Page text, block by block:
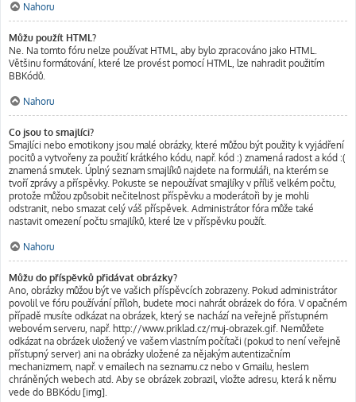
Nahoru
Můžu použít HTML?
Ne. Na tomto fóru nelze používat HTML, aby bylo zpracováno jako HTML.
Většinu formátování, které lze provést pomocí HTML, lze nahradit použitím
BBKódů.
Nahoru
Co jsou to smajlíci?
Smajlíci nebo emotikony jsou malé obrázky, které můžou být použity k vyjádření
pocitů a vytvořeny za použití krátkého kódu, např. kód :) znamená radost a kód :(
znamená smutek. Úplný seznam smajlíků najdete na formuláři, na kterém se
tvoří zprávy a příspěvky. Pokuste se nepoužívat smajlíky v příliš velkém počtu,
protože můžou způsobit nečitelnost příspěvku a moderátoři by je mohli
odstranit, nebo smazat celý váš příspěvek. Administrátor fóra může také
nastavit omezení počtu smajlíků, které lze v příspěvku použít.
Nahoru
Můžu do příspěvků přidávat obrázky?
Ano, obrázky můžou být ve vašich příspěvcích zobrazeny. Pokud administrátor
povolil ve fóru používání příloh, budete moci nahrát obrázek do fóra. V opačném
případě musíte odkázat na obrázek, který se nachází na veřejně přístupném
webovém serveru, např. http://www.priklad.cz/muj-obrazek.gif. Nemůžete
odkázat na obrázek uložený ve vašem vlastním počítači (pokud to není veřejně
přístupný server) ani na obrázky uložené za nějakým autentizačním
mechanizmem, např. v emailech na seznamu.cz nebo v Gmailu, heslem
chráněných webech atd. Aby se obrázek zobrazil, vložte adresu, která k němu
vede do BBKódu [img].